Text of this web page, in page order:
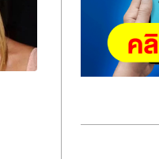
ให้
ค์
ได้